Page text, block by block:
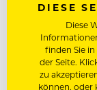
DIESE
Diese
finden Sie
der Seite.
zu
können, oder